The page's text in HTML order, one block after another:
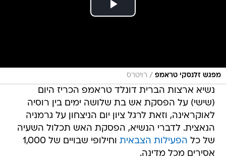
מפגש זלנסקי טראמפ / רויטרס
נשיא ארצות הברית דונלד טראמפ הכריז היום
(שישי) על הפסקת אש בת שלושה ימים בין רוסיה
לאוקראינה, וזאת לרגל ציון יום הניצחון על גרמניה
הנאצית. לדברי הנשיא, הפסקת האש תכלול השעיה
של כל הפעילות הצבאית
וחילופי שבויים של 1,000
אסירים מכל מדינה.